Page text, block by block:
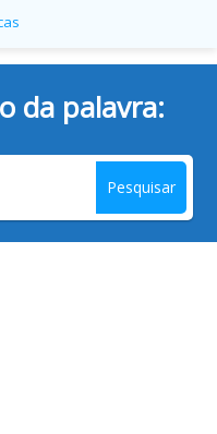
da palavra:
Pesquisar